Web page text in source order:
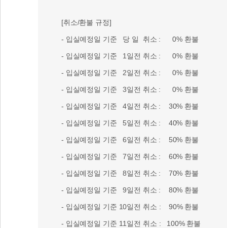
[취소/환불 규정]
- 입실예정일 기준 당 일 취소 : 0% 환불
- 입실예정일 기준 1일전 취소 : 0% 환불
- 입실예정일 기준 2일전 취소 : 0% 환불
- 입실예정일 기준 3일전 취소 : 0% 환불
- 입실예정일 기준 4일전 취소 : 30% 환불
- 입실예정일 기준 5일전 취소 : 40% 환불
- 입실예정일 기준 6일전 취소 : 50% 환불
- 입실예정일 기준 7일전 취소 : 60% 환불
- 입실예정일 기준 8일전 취소 : 70% 환불
- 입실예정일 기준 9일전 취소 : 80% 환불
- 입실예정일 기준 10일전 취소 : 90% 환불
- 입실예정일 기준 11일전 취소 : 100% 환불